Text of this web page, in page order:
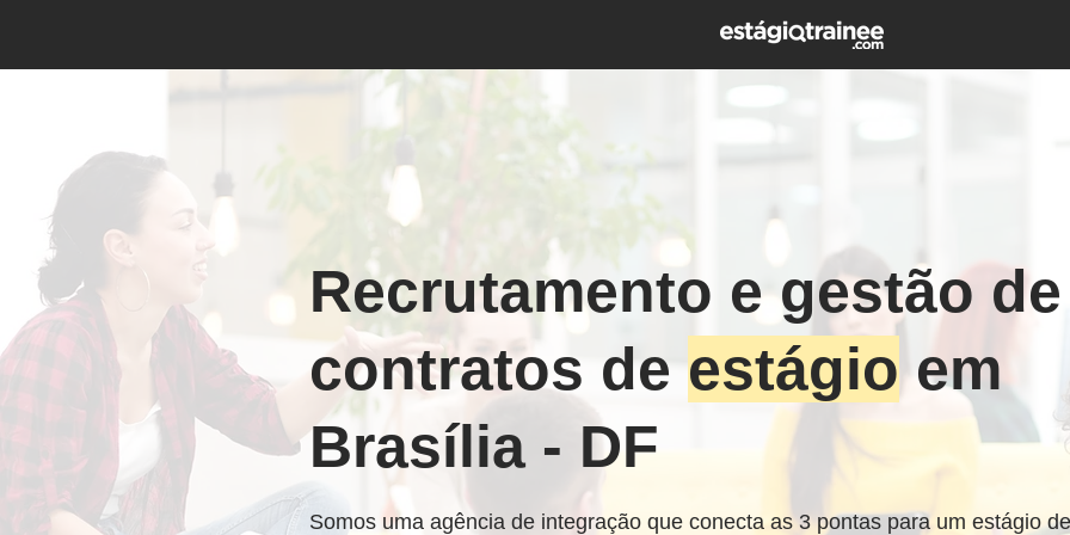
Recrutamento e gestão de
contratos de estágioem
Brasília - DF
Somos uma agência de integração que conecta as 3 pontas para um estágio de